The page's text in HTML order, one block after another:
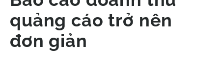
quảng cáo trở nên
đơn giản